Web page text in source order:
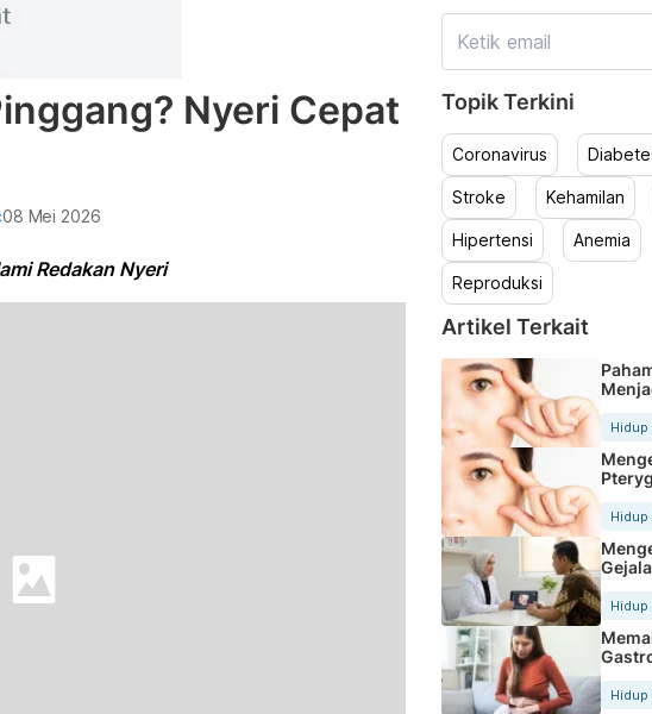
Nyeri Cepat
08 Mei 2026
Redakan Nyeri
Topik Terkini
Coronavirus
Stroke Kehamilan
Hipertensi Anemia
Reproduksi
Artikel Terkait
Tubuh